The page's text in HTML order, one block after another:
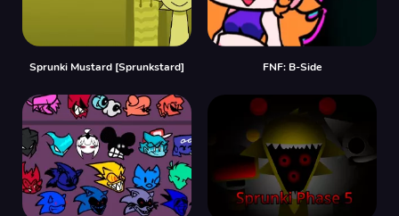
Sprunki Mustard [Sprunkstard] FNF: B-Side